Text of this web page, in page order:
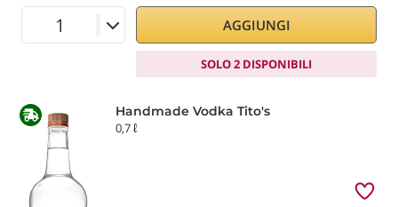
AGGIUNGI
SOLO 2 DISPONIBILI
Handmade Vodka Tito's
0,7 ℓ